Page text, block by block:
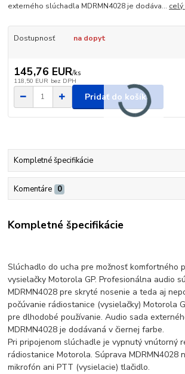
externého slúchadla MDRMN4028 je dodáva...
Dostupnosť na dopyt
145,76 EUR/ks
118,50 EUR bez DPH
Pridať do košíka
Kompletné špecifikácie
Komentáre 0
Kompletné špecifikácie
Slúchadlo do ucha pre možnosť komfortného
vysielačky Motorola GP. Profesionálna audio
MDRMN4028 pre skryté nosenie a teda aj
počúvanie rádiostanice (vysielačky) Motorola
pre dlhodobé používanie. Audio sada
MDRMN4028 je dodávaná v čiernej farbe.
Pri pripojenom slúchadle je vypnutý vnútorný
rádiostanice Motorola. Súprava MDRMN4028
mikrofón ani PTT (vysielacie) tlačidlo.